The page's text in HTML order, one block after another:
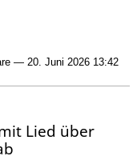
— 20. Juni 2026 13:42
Lied über